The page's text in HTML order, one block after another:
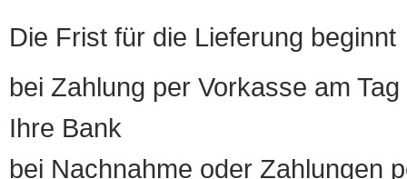
Die Frist für die Lieferung beginnt
bei Zahlung per Vorkasse am
Ihre Bank
bei Nachnahme oder Zahlungen